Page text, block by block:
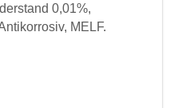
0,01%,
MELF.